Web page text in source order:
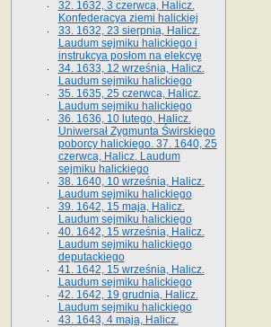
32. 1632, 3 czerwca, Halicz.
Konfederacya ziemi halickiej
33. 1632, 23 sierpnia, Halicz.
Laudum sejmiku halickiego i
instrukcya posłom na elekcyę
34. 1633, 12 września, Halicz.
Laudum sejmiku halickiego
35. 1635, 25 czerwca, Halicz.
Laudum sejmiku halickiego
36. 1636, 10 lutego, Halicz.
Uniwersał Zygmunta Świrskiego
poborcy halickiego. 37. 1640, 25
czerwca, Halicz. Laudum
sejmiku halickiego
38. 1640, 10 września, Halicz.
Laudum sejmiku halickiego
39. 1642, 15 maja, Halicz.
Laudum sejmiku halickiego
40. 1642, 15 września, Halicz.
Laudum sejmiku halickiego
deputackiego
41. 1642, 15 września, Halicz.
Laudum sejmiku halickiego
42. 1642, 19 grudnia, Halicz.
Laudum sejmiku halickiego
43. 1643, 4 maja, Halicz.